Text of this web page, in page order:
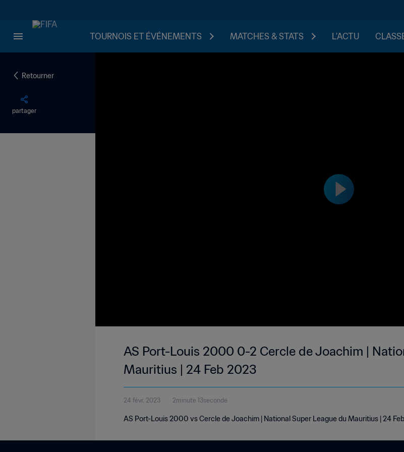
TOURNOIS ET ÉVÉNEMENTS MATCHES & STATS L'ACTU
Retourner
partager
AS Port-Louis 2000 0-2 Cercle de Joachim |
Mauritius | 24 Feb 2023
24 févr. 2023 2minute 13seconde
AS Port-Louis 2000 vs Cercle de Joachim | National Super League du Mauritius | 24